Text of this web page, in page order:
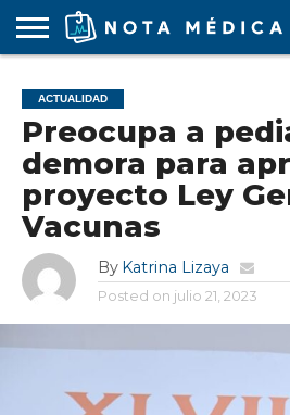
MÉDICA
ARS
ARTÍCULO
ACTUALIDAD
COLEGIO
MÉDICO
COVID-
19
EDUCACIÓN
MÉDICA
ESTUDIANTES
FARMACÉUTICAS
GUBERNAMENTAL
HOSPITALES
Y CLÍNICAS
MARKETING
MÉDICO
RESIDENTES
SALUD
LABORAL
SOCIEDADES
MÉDICAS
TURISMO
MÉDICO
VÍDEOS
ACTUALIDAD
Preocupa a
demora para
proyecto Ley
Vacunas
By Katrina Lizaya
Posted on julio 21, 2023